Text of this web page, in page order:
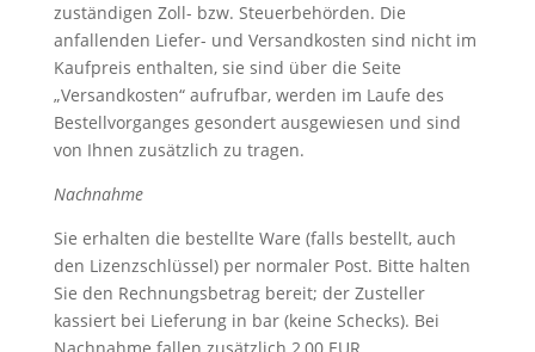
zuständigen Zoll- bzw. Steuerbehörden. Die
anfallenden Liefer- und Versandkosten sind nicht im
Kaufpreis enthalten, sie sind über die Seite
„Versandkosten“ aufrufbar, werden im Laufe des
Bestellvorganges gesondert ausgewiesen und sind
von Ihnen zusätzlich zu tragen.
Nachnahme
Sie erhalten die bestellte Ware (falls bestellt, auch
den Lizenzschlüssel) per normaler Post. Bitte halten
Sie den Rechnungsbetrag bereit; der Zusteller
kassiert bei Lieferung in bar (keine Schecks). Bei